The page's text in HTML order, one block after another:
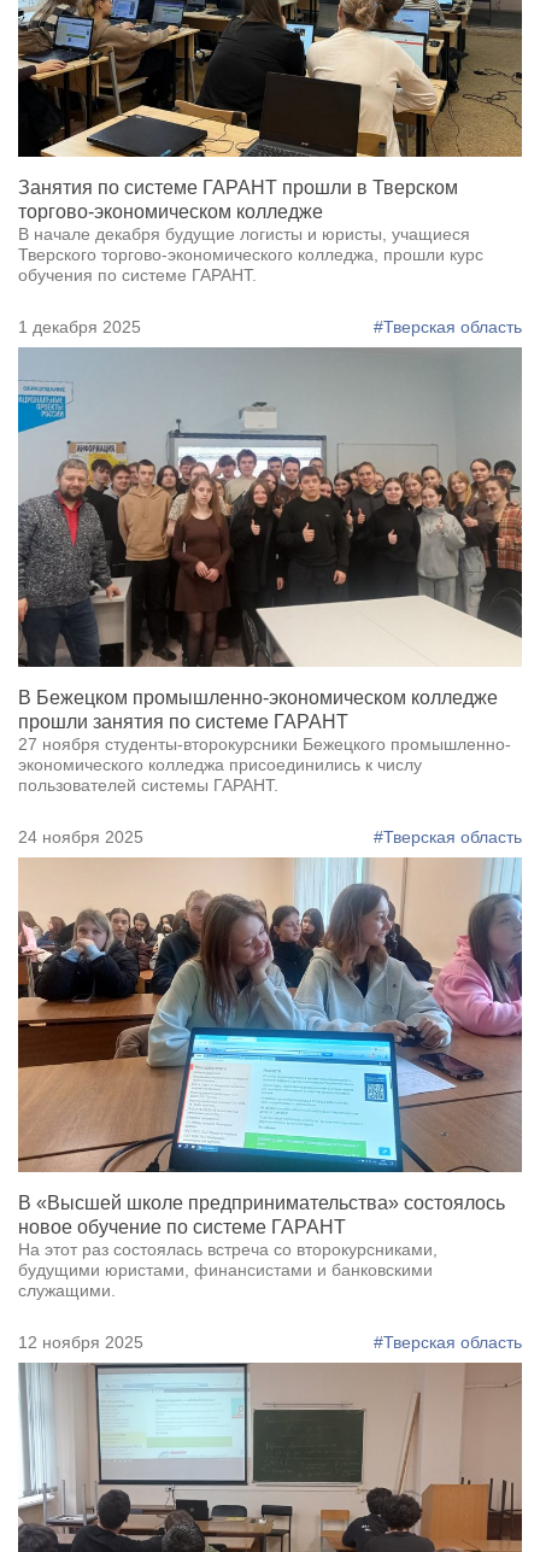
Занятия по системе ГАРАНТ прошли в Тверском
торгово-экономическом колледже
В начале декабря будущие логисты и юристы, учащиеся
Тверского торгово-экономического колледжа, прошли курс
обучения по системе ГАРАНТ.
1 декабря 2025 #Тверская область
В Бежецком промышленно-экономическом колледже
прошли занятия по системе ГАРАНТ
27 ноября студенты-второкурсники Бежецкого промышленно-
экономического колледжа присоединились к числу
пользователей системы ГАРАНТ.
24 ноября 2025 #Тверская область
В «Высшей школе предпринимательства» состоялось
новое обучение по системе ГАРАНТ
На этот раз состоялась встреча со второкурсниками,
будущими юристами, финансистами и банковскими
служащими.
12 ноября 2025 #Тверская область